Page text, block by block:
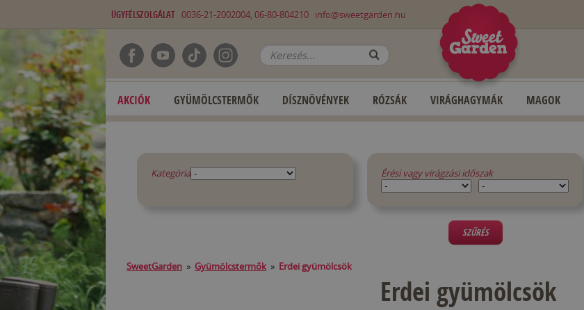
ÜGYFÉLSZOLGÁLAT 0036-21-2002004, 06-80-804210 info@sweetgarden.hu
AKCIÓK GYÜMÖLCSTERMŐK DÍSZNÖVÉNYEK RÓZSÁK VIRÁGHAGYMÁK MAGOK
Kategória Érési vagy virágzási időszak
SZŰRÉS
SweetGarden » Gyümölcstermők » Erdei gyümölcsök
Erdei gyümölcsök